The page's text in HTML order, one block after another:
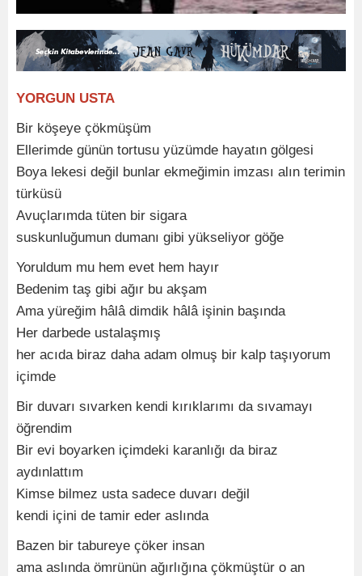
YORGUN USTA
Bir köşeye çökmüşüm
Ellerimde günün tortusu yüzümde hayatın gölgesi
Boya lekesi değil bunlar ekmeğimin imzası alın terimin
türküsü
Avuçlarımda tüten bir sigara
suskunluğumun dumanı gibi yükseliyor göğe
Yoruldum mu hem evet hem hayır
Bedenim taş gibi ağır bu akşam
Ama yüreğim hâlâ dimdik hâlâ işinin başında
Her darbede ustalaşmış
her acıda biraz daha adam olmuş bir kalp taşıyorum
içimde
Bir duvarı sıvarken kendi kırıklarımı da sıvamayı
öğrendim
Bir evi boyarken içimdeki karanlığı da biraz
aydınlattım
Kimse bilmez usta sadece duvarı değil
kendi içini de tamir eder aslında
Bazen bir tabureye çöker insan
ama aslında ömrünün ağırlığına çökmüştür o an